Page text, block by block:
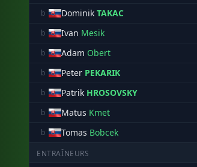
b Dominik TAKAC
b Ivan Mesik
b Adam Obert
b Peter PEKARIK
b Patrik HROSOVSKY
b Matus Kmet
b Tomas Bobcek
ENTRAÎNEURS